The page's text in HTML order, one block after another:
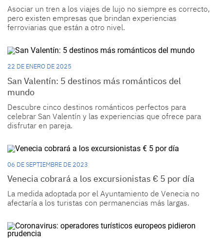
Asociar un tren a los viajes de lujo no siempre es correcto,
pero existen empresas que brindan experiencias
ferroviarias que están a otro nivel.
22 DE ENERO DE 2025
San Valentín: 5 destinos más románticos del
mundo
Descubre cinco destinos románticos perfectos para
celebrar San Valentín y las experiencias que ofrece para
disfrutar en pareja.
06 DE SEPTIEMBRE DE 2023
Venecia cobrará a los excursionistas € 5 por día
La medida adoptada por el Ayuntamiento de Venecia no
afectaría a los turistas con permanencias más largas.